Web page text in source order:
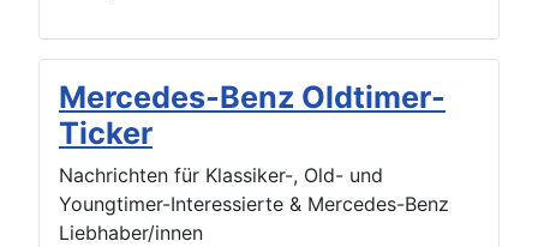
Mercedes-Benz Oldtimer-
Ticker
Nachrichten für Klassiker-, Old- und
Youngtimer-Interessierte & Mercedes-Benz
Liebhaber/innen